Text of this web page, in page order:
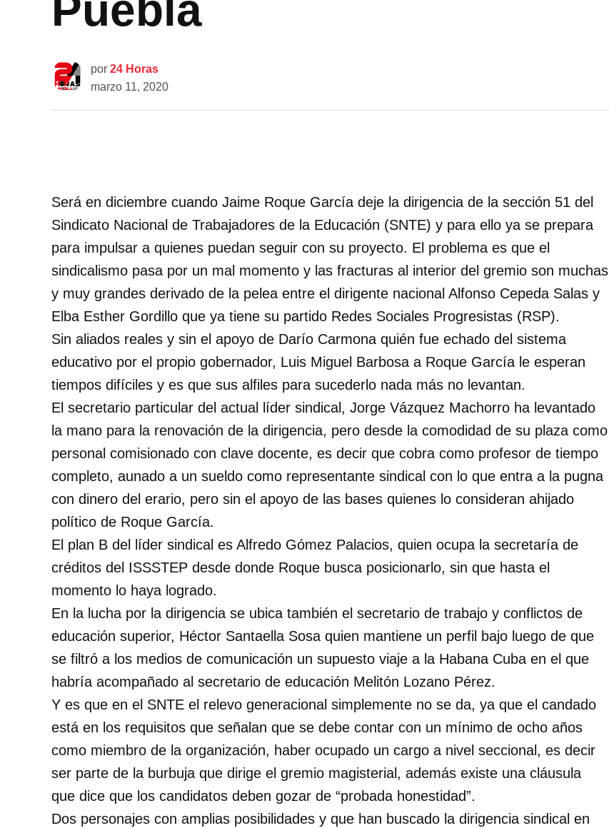
por 24 Horas
marzo 11, 2020
Será en diciembre cuando Jaime Roque García deje la dirigencia de la sección 51 del
Sindicato Nacional de Trabajadores de la Educación (SNTE) y para ello ya se prepara
para impulsar a quienes puedan seguir con su proyecto. El problema es que el
sindicalismo pasa por un mal momento y las fracturas al interior del gremio son muchas
y muy grandes derivado de la pelea entre el dirigente nacional Alfonso Cepeda Salas y
Elba Esther Gordillo que ya tiene su partido Redes Sociales Progresistas (RSP).
Sin aliados reales y sin el apoyo de Darío Carmona quién fue echado del sistema
educativo por el propio gobernador, Luis Miguel Barbosa a Roque García le esperan
tiempos difíciles y es que sus alfiles para sucederlo nada más no levantan.
El secretario particular del actual líder sindical, Jorge Vázquez Machorro ha levantado
la mano para la renovación de la dirigencia, pero desde la comodidad de su plaza como
personal comisionado con clave docente, es decir que cobra como profesor de tiempo
completo, aunado a un sueldo como representante sindical con lo que entra a la pugna
con dinero del erario, pero sin el apoyo de las bases quienes lo consideran ahijado
político de Roque García.
El plan B del líder sindical es Alfredo Gómez Palacios, quien ocupa la secretaría de
créditos del ISSSTEP desde donde Roque busca posicionarlo, sin que hasta el
momento lo haya logrado.
En la lucha por la dirigencia se ubica también el secretario de trabajo y conflictos de
educación superior, Héctor Santaella Sosa quien mantiene un perfil bajo luego de que
se filtró a los medios de comunicación un supuesto viaje a la Habana Cuba en el que
habría acompañado al secretario de educación Melitón Lozano Pérez.
Y es que en el SNTE el relevo generacional simplemente no se da, ya que el candado
está en los requisitos que señalan que se debe contar con un mínimo de ocho años
como miembro de la organización, haber ocupado un cargo a nivel seccional, es decir
ser parte de la burbuja que dirige el gremio magisterial, además existe una cláusula
que dice que los candidatos deben gozar de “probada honestidad”.
Dos personajes con amplias posibilidades y que han buscado la dirigencia sindical en